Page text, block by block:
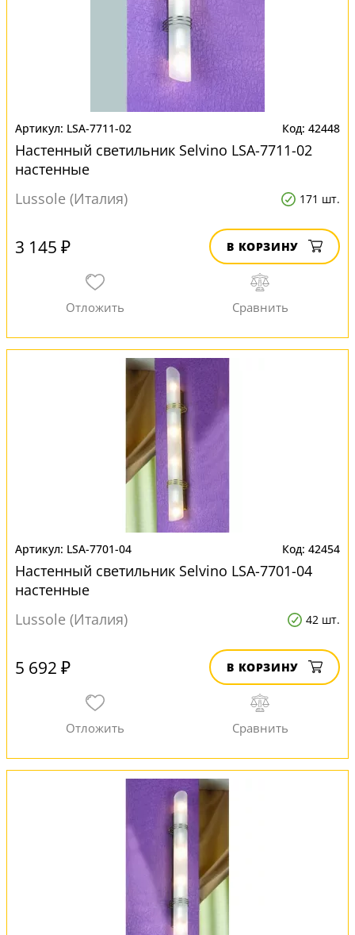
LSA-7711-02 42448
Настенный светильник Selvino LSA-7711-02
настенные
Lussole (Италия)
171 шт.
3 145 ₽ В КОРЗИНУ
LSA-7701-04 42454
Настенный светильник Selvino LSA-7701-04
настенные
Lussole (Италия)
42 шт.
5 692 ₽ В КОРЗИНУ